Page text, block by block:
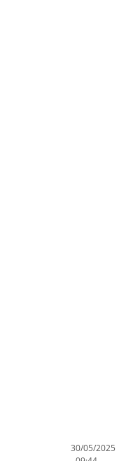
30/05/2025